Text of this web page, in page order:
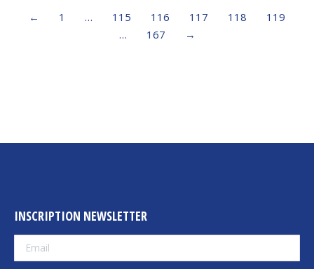
← 1 … 115 116 117 118
119
…
167 →
INSCRIPTION NEWSLETTER